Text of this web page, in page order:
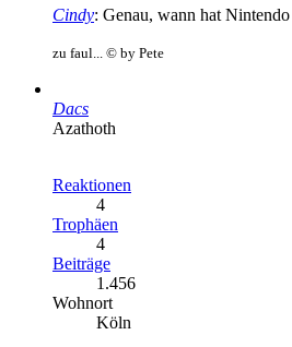
Cindy: Genau, wann hat Nintendo
zu faul... © by Pete
Dacs
Azathoth
Reaktionen
4
Trophäen
4
Beiträge
1.456
Wohnort
Köln